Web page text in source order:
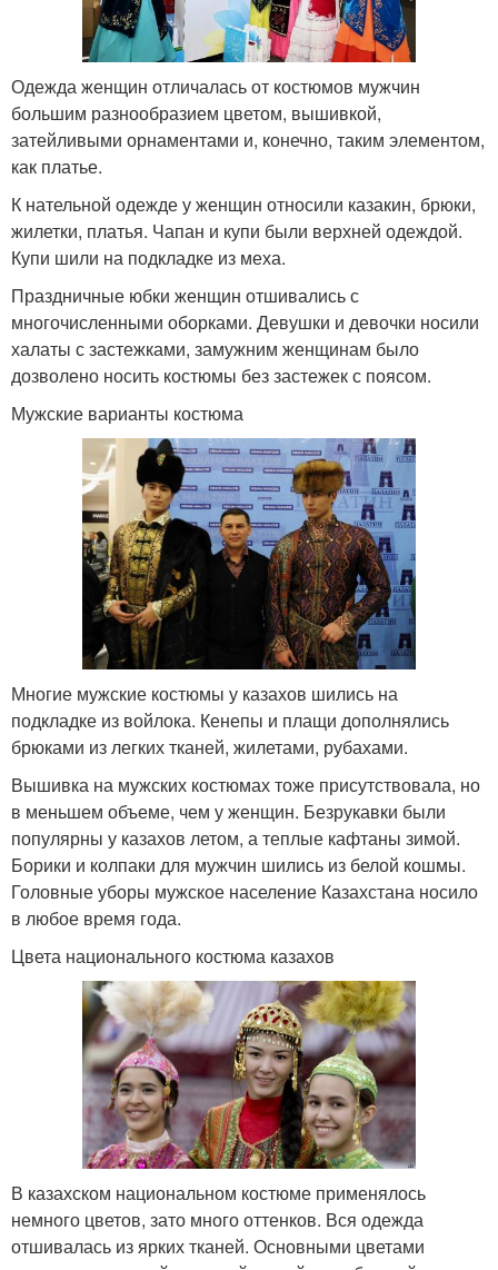
Одежда женщин отличалась от костюмов мужчин
большим разнообразием цветом, вышивкой,
затейливыми орнаментами и, конечно, таким элементом,
как платье.
К нательной одежде у женщин относили казакин, брюки,
жилетки, платья. Чапан и купи были верхней одеждой.
Купи шили на подкладке из меха.
Праздничные юбки женщин отшивались с
многочисленными оборками. Девушки и девочки носили
халаты с застежками, замужним женщинам было
дозволено носить костюмы без застежек с поясом.
Мужские варианты костюма
Многие мужские костюмы у казахов шились на
подкладке из войлока. Кенепы и плащи дополнялись
брюками из легких тканей, жилетами, рубахами.
Вышивка на мужских костюмах тоже присутствовала, но
в меньшем объеме, чем у женщин. Безрукавки были
популярны у казахов летом, а теплые кафтаны зимой.
Борики и колпаки для мужчин шились из белой кошмы.
Головные уборы мужское население Казахстана носило
в любое время года.
Цвета национального костюма казахов
В казахском национальном костюме применялось
немного цветов, зато много оттенков. Вся одежда
отшивалась из ярких тканей. Основными цветами